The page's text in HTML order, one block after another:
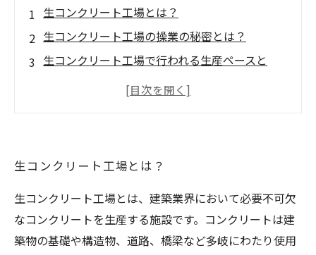
生コンクリート工場とは？
生コンクリート工場の操業の秘密とは？
生コンクリート工場で行われる生産ペースと
ーリー
生コンクリート工場とは？
生コンクリート工場とは、建築業界において必要不可欠
なコンクリートを生産する施設です。コンクリートは建
築物の基礎や構造物、道路、橋梁など多岐にわたり使用